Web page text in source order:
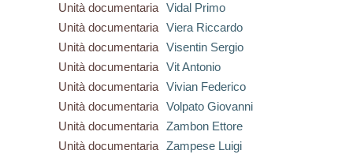
Unità documentaria Vidal Primo
Unità documentaria Viera Riccardo
Unità documentaria Visentin Sergio
Unità documentaria Vit Antonio
Unità documentaria Vivian Federico
Unità documentaria Volpato Giovanni
Unità documentaria Zambon Ettore
Unità documentaria Zampese Luigi